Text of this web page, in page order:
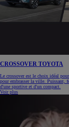
CROSSOVER TOYOTA
Le crossover est le choix idéal
pour embrasser la ville. Puissant,
d'une sportive et d'un compact.
Voir plus